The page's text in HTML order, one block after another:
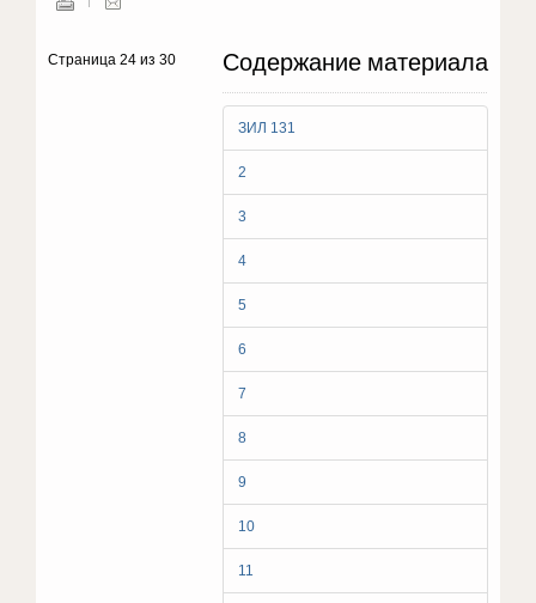
Содержание материала
ЗИЛ 131
2
3
4
5
6
7
8
9
10
11
Страница 24 из 30